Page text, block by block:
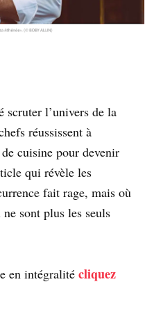
scruter l’univers de la
réussissent à
cuisine pour devenir
qui révèle les
fait rage, mais où
sont plus les seuls
en intégralité cliquez